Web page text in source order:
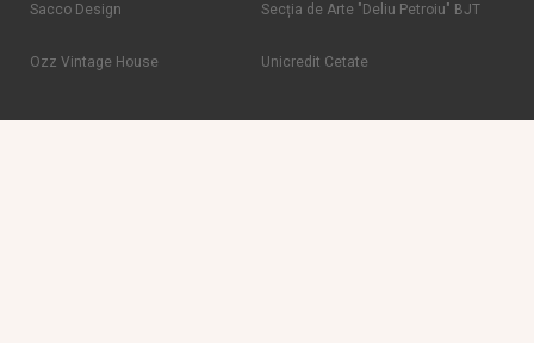
Sacco Design Secția de Arte "Deliu Petroiu" BJT
Ozz Vintage House Unicredit Cetate